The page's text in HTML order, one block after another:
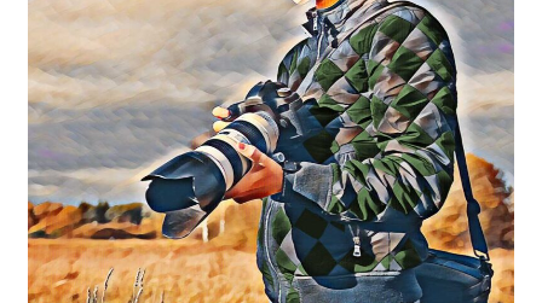
2020年
2019年
2018年
2017年
2016年
2015年